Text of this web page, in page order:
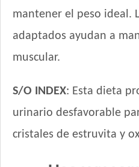
Montañés Gato Adulto
Nature Gatos
Nature Gatos Urinary
Nutribon Plus Gato Adulto
Nutribon XQ Urinary
Nutrique Urinary Care Cat
mantener el peso ideal.
adaptados ayudan a
muscular.
S/O INDEX: Esta dieta
urinario desfavorable
cristales de estruvita y